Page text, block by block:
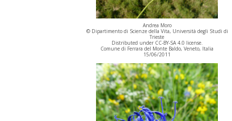
Andrea Moro
© Dipartimento di Scienze della Vita, Università degli Studi di
Trieste
Distributed under CC-BY-SA 4.0 license.
Comune di Ferrara del Monte Baldo, Veneto, Italia
15/06/2011